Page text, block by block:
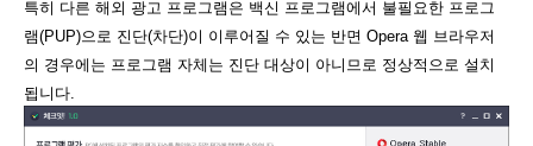
특히 다른 해외 광고 프로그램은 백신 프로그램에서 불필요한 프로그
램(PUP)으로 진단(차단)이 이루어질 수 있는 반면 Opera 웹 브라우저
의 경우에는 프로그램 자체는 진단 대상이 아니므로 정상적으로 설치
됩니다.